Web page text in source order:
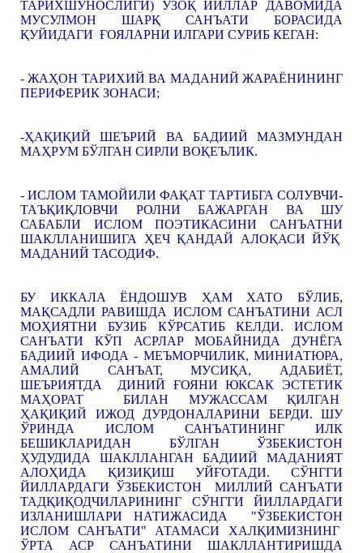
ТАРИХШУНОСЛИГИ) УЗОҚ ЙИЛЛАР ДАВОМИДА
МУСУЛМОН ШАРҚ САНЪАТИ БОРАСИДА
ҚУЙИДАГИ ҒОЯЛАРНИ ИЛГАРИ СУРИБ КЕГАН:
- ЖАҲОН ТАРИХИЙ ВА МАДАНИЙ ЖАРАЁНИНИНГ
ПЕРИФЕРИК ЗОНАСИ;
-ҲАҚИҚИЙ ШЕЪРИЙ ВА БАДИИЙ МАЗМУНДАН
МАҲРУМ БЎЛГАН СИРЛИ ВОҚЕЪЛИК.
- ИСЛОМ ТАМОЙИЛИ ФАҚАТ ТАРТИБГА СОЛУВЧИ-
ТАЪҚИҚЛОВЧИ РОЛНИ БАЖАРГАН ВА ШУ
САБАБЛИ ИСЛОМ ПОЭТИКАСИНИ САНЪАТНИ
ШАКЛЛАНИШИГА ҲЕЧ ҚАНДАЙ АЛОҚАСИ ЙЎҚ
МАДАНИЙ ТАСОДИФ.
БУ ИККАЛА ЁНДОШУВ ҲАМ ХАТО БЎЛИБ,
МАҚСАДЛИ РАВИШДА ИСЛОМ САНЪАТИНИ АСЛ
МОҲИЯТНИ БУЗИБ КЎРСАТИБ КЕЛДИ. ИСЛОМ
САНЪАТИ КЎП АСРЛАР МОБАЙНИДА ДУНЁГА
БАДИИЙ ИФОДА - МЕЪМОРЧИЛИК, МИНИАТЮРА,
АМАЛИЙ САНЪАТ, МУСИҚА, АДАБИЁТ,
ШЕЪРИЯТДА ДИНИЙ ҒОЯНИ ЮКСАК ЭСТЕТИК
МАҲОРАТ БИЛАН МУЖАССАМ ҚИЛГАН
ҲАҚИҚИЙ ИЖОД ДУРДОНАЛАРИНИ БЕРДИ. ШУ
ЎРИНДА ИСЛОМ САНЪАТИНИНГ ИЛК
БЕШИКЛАРИДАН БЎЛГАН ЎЗБЕКИСТОН
ҲУДУДИДА ШАКЛЛАНГАН БАДИИЙ МАДАНИЯТ
АЛОҲИДА ҚИЗИҚИШ УЙҒОТАДИ. СЎНГГИ
ЙИЛЛАРДАГИ ЎЗБЕКИСТОН МИЛЛИЙ САНЪАТИ
ТАДҚИҚОДЧИЛАРИНИНГ СЎНГГИ ЙИЛЛАРДАГИ
ИЗЛАНИШЛАРИ НАТИЖАСИДА "ЎЗБЕКИСТОН
ИСЛОМ САНЪАТИ" АТАМАСИ ХАЛҚИМИЗНИНГ
ЎРТА АСР САНЪАТИНИ ШАКЛЛАНТИРИШДА